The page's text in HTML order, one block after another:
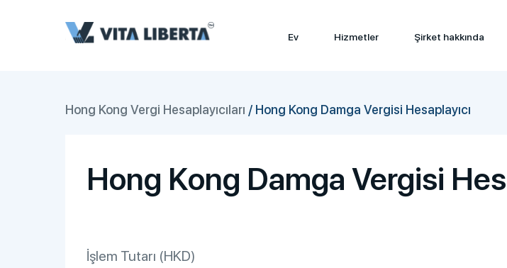
Ev Hizmetler Şirket hakkında
Hong Kong Vergi Hesaplayıcıları / Hong Kong Damga Vergisi Hesaplayıcı
Hong Kong Damga Vergisi
İşlem Tutarı (HKD)